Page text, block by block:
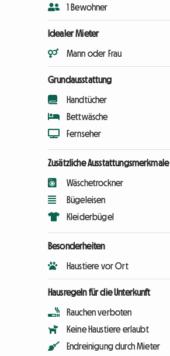
1 Bewohner
Idealer Mieter
Mann oder Frau
Grundausstattung
Handtücher
Bettwäsche
Fernseher
Zusätzliche Ausstattungsmerkmale
Wäschetrockner
Bügeleisen
Kleiderbügel
Besonderheiten
Haustiere vor Ort
Hausregeln für die Unterkunft
Rauchen verboten
Keine Haustiere erlaubt
Endreinigung durch Mieter